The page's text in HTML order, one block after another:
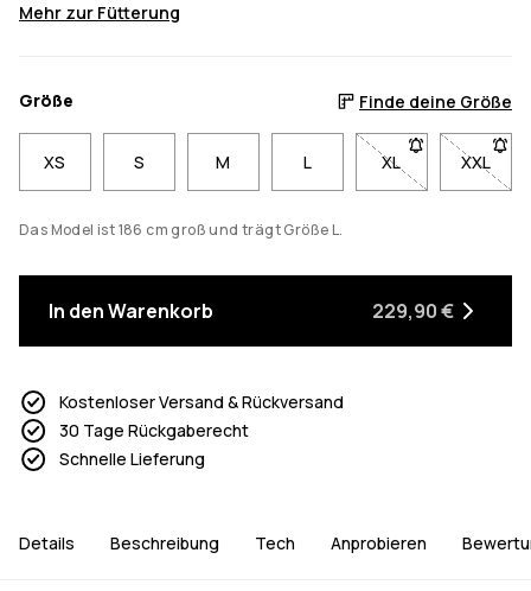
Mehr zur Fütterung
Größe Finde deine Größe
XS S M L XL- Größe XL nicht
XXL
-
Das Model ist 186 cm groß und trägt Größe L.
In den Warenkorb 229,90 €
Kostenloser Versand & Rückversand
30 Tage Rückgaberecht
Schnelle Lieferung
Details Beschreibung Tech Anprobieren